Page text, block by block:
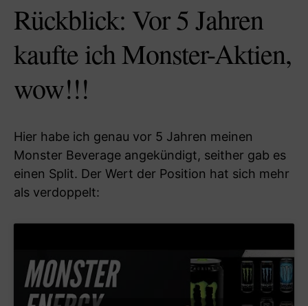
Rückblick: Vor 5 Jahren
kaufte ich Monster-Aktien,
wow!!!
Hier habe ich genau vor 5 Jahren meinen
Monster Beverage angekündigt, seither gab es
einen Split. Der Wert der Position hat sich mehr
als verdoppelt: